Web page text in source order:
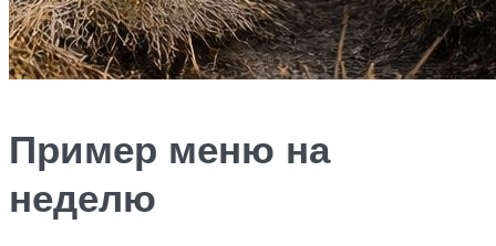
Пример меню на
неделю